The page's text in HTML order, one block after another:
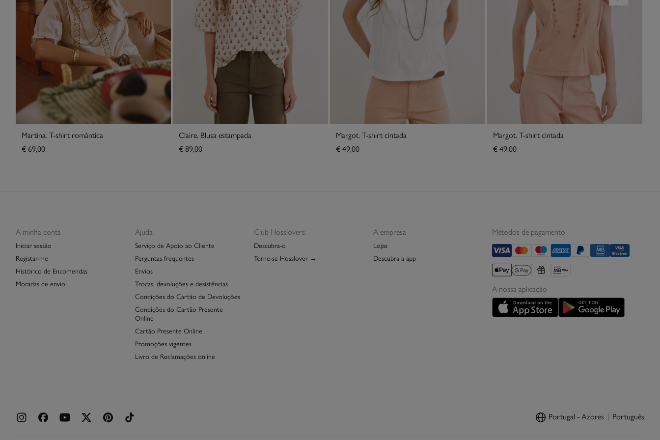
Martina. T-shirt romântica
€ 69,00
Claire. Blusa estampada
€ 89,00
Margot. T-shirt cintada
€ 49,00
Margot. T-shirt cintada
€ 49,00
A minha conta
Iniciar sessão
Registar-me
Histórico de Encomendas
Moradas de envio
Ajuda
Serviço de Apoio ao Cliente
Perguntas frequentes
Envios
Trocas, devoluções e desistências
Condições do Cartão de Devoluções
Condições do Cartão Presente
Online
Cartão Presente Online
Promoções vigentes
Livro de Reclamações online
Club Hosslovers
Descubra-o
Torne-se Hosslover →
A empresa
Lojas
Descubra a app
Métodos de pagamento
A nossa aplicação
Portugal - Azores Português